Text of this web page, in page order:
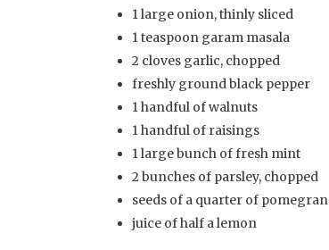
1 large onion, thinly sliced
1 teaspoon garam masala
2 cloves garlic, chopped
freshly ground black pepper
1 handful of walnuts
1 handful of raisings
1 large bunch of fresh mint
2 bunches of parsley, chopped
seeds of a quarter of
juice of half a lemon